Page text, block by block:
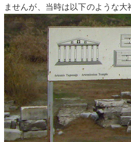
ませんが、当時は以下のような大